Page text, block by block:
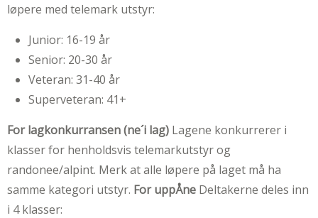
løpere med telemark utstyr:
Junior: 16-19 år
Senior: 20-30 år
Veteran: 31-40 år
Superveteran: 41+
For lagkonkurransen (ne´i lag) Lagene konkurrerer i
klasser for henholdsvis telemarkutstyr og
randonee/alpint. Merk at alle løpere på laget må ha
samme kategori utstyr. For uppÅne Deltakerne deles inn
i 4 klasser: